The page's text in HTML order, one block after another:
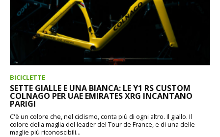
BICICLETTE
SETTE GIALLE E UNA BIANCA: LE Y1 RS CUSTOM
COLNAGO PER UAE EMIRATES XRG INCANTANO
PARIGI
C'è un colore che, nel ciclismo, conta più di ogni altro. Il giallo. Il
colore della maglia del leader del Tour de France, e di una delle
maglie più riconoscibili...